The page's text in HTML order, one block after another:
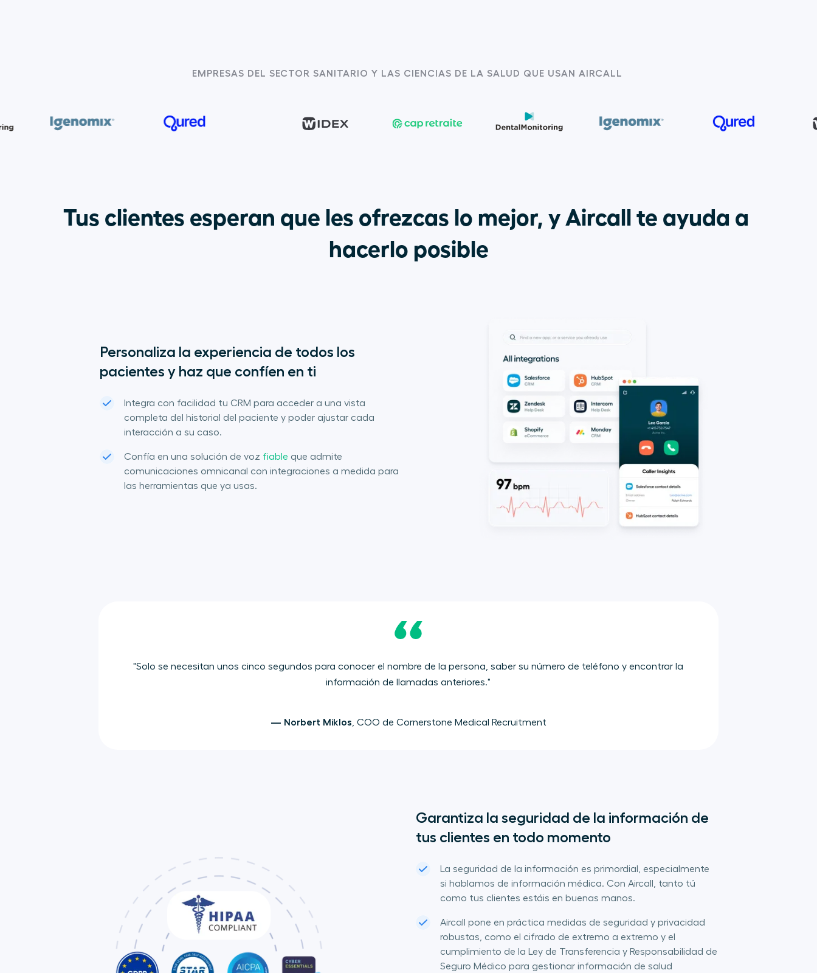
EMPRESAS DEL SECTOR SANITARIO Y LAS CIENCIAS DE LA SALUD QUE USAN AIRCALL
Tus clientes esperan que les ofrezcas lo mejor, y Aircall te ayuda a
hacerlo posible
Personaliza la experiencia de todos los
pacientes y haz que confíen en ti
Integra con facilidad tu CRM para acceder a una vista
completa del historial del paciente y poder ajustar cada
interacción a su caso.
Confía en una solución de voz fiable que admite
comunicaciones omnicanal con integraciones a medida para
las herramientas que ya usas.
"Solo se necesitan unos cinco segundos para conocer el nombre de la persona, saber su número de teléfono y encontrar la
información de llamadas anteriores."
— Norbert Miklos, COO de Cornerstone Medical Recruitment
Garantiza la seguridad de la información de
tus clientes en todo momento
La seguridad de la información es primordial, especialmente
si hablamos de información médica. Con Aircall, tanto tú
como tus clientes estáis en buenas manos.
Aircall pone en práctica medidas de seguridad y privacidad
robustas, como el cifrado de extremo a extremo y el
cumplimiento de la Ley de Transferencia y Responsabilidad de
Seguro Médico para gestionar información de salud